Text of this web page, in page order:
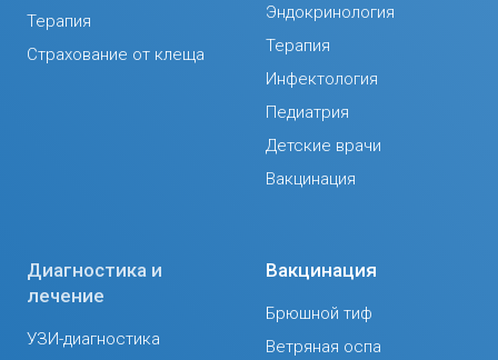
Терапия
Страхование от клеща
Эндокринология
Терапия
Инфектология
Педиатрия
Детские врачи
Вакцинация
Диагностика и
лечение
УЗИ-диагностика
Вакцинация
Брюшной тиф
Ветряная оспа